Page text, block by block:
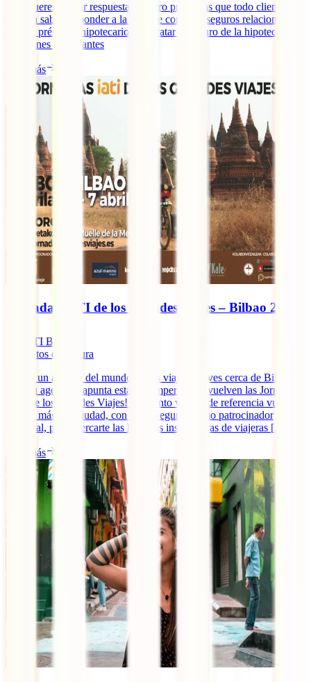
Hoy queremos dar respuesta a cuatro preguntas que todo cliente
debería saber responder a la hora de contratar seguros relacionados
con un préstamo hipotecario. Contratar el seguro de la hipoteca: 4
cuestiones importantes
Leer más
Jornadas IATI de los Grandes Viajes – Bilbao 2019
IATI Blog
minutos de lectura
Si eres un amante del mundo de los viajes y vives cerca de Bilbao,
coge tu agenda y apunta esta cita imperdible: ¡vuelven las Jornadas
IATI de los Grandes Viajes! El evento viajero de referencia vuelve
un año más a la ciudad, con IATI Seguros como patrocinador
principal, para acercarte las historias inspiradoras de viajeras [...]
Leer más